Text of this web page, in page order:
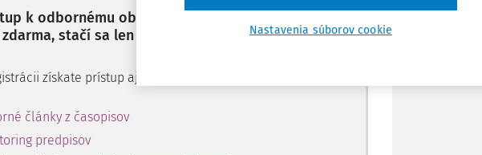
k odbornému obsahu a získajte prístup na 10
stačí sa len zaregistrovať.
získate prístup aj k vybranému obsahu:
články z časopisov
predpisov
Nastavenia súborov cookie